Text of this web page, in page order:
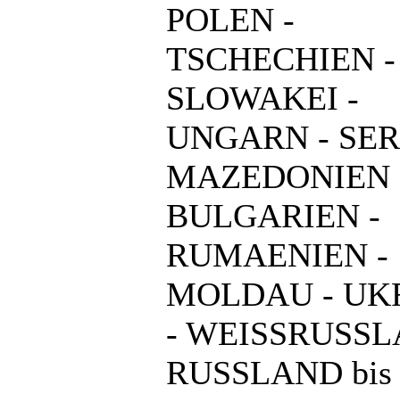
POLEN -
TSCHECHIEN -
SLOWAKEI -
UNGARN -
MAZEDONIEN
BULGARIEN -
RUMAENIEN -
MOLDAU -
-
RUSSLAND bis